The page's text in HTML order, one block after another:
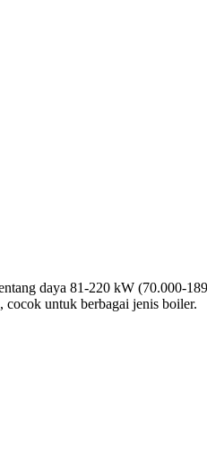
daya 81-220 kW (70.000-
cocok untuk berbagai jenis boiler.